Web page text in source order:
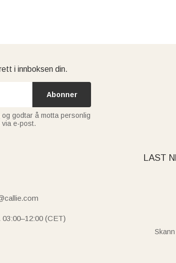
i innboksen din.
Abonner
og godtar å motta personlig
via e-post.
(CET)
LAST